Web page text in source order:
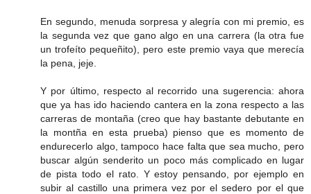
En segundo, menuda sorpresa y alegría con mi premio, es
la segunda vez que gano algo en una carrera (la otra fue
un trofeíto pequeñito), pero este premio vaya que merecía
la pena, jeje.
Y por último, respecto al recorrido una sugerencia: ahora
que ya has ido haciendo cantera en la zona respecto a las
carreras de montaña (creo que hay bastante debutante en
la montña en esta prueba) pienso que es momento de
endurecerlo algo, tampoco hace falta que sea mucho, pero
buscar algún senderito un poco más complicado en lugar
de pista todo el rato. Y estoy pensando, por ejemplo en
subir al castillo una primera vez por el sedero por el que